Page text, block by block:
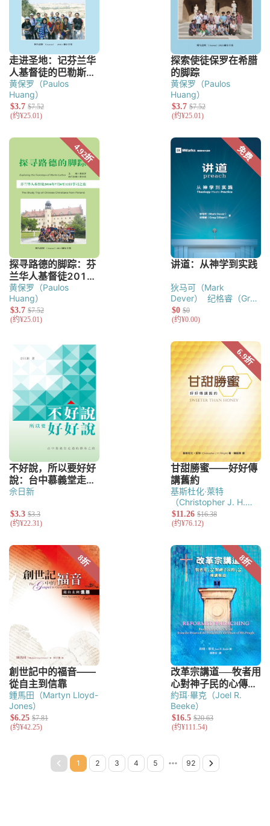
黄保罗（Paulos
Huang）
黄保罗（Paulos
Huang）
黄保罗（Paulos
Huang）
狄马可（Mark
Dever）
纪格睿（Greg
Gilbert）
佘日新
基斯杜化‧萊特
（Christopher J. H.
Wright）
鍾馬田（Martyn Lloyd-
Jones）
約珥‧畢克（Joel R.
Beeke）